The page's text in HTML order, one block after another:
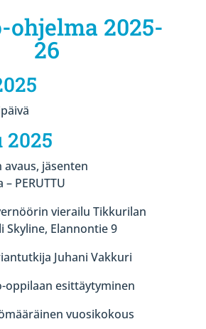
2025-
26
avaus, jäsenten
PERUTTU
vierailu Tikkurilan
Skyline, Elannontie 9
Juhani Vakkuri
oppilaan esittäytyminen
vuosikokous